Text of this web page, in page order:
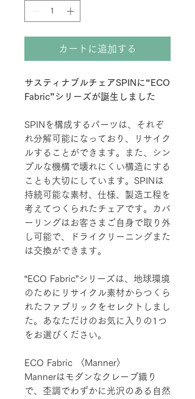
カートに追加する
サスティナブルチェアSPINに“ECO
Fabric”シリーズが誕生しました
SPINを構成するパーツは、それぞ
れ分解可能になっており、リサイク
ルすることができます。また、シン
プルな機構で壊れにくい構造にする
ことも大切にしています。SPINは
持続可能な素材、仕様、製造工程を
考えてつくられたチェアです。カバ
ーリングはお客さまご自身で取り外
し可能で、ドライクリーニングまた
は交換ができます。
“ECO Fabric”シリーズは、地球環境
のためにリサイクル素材からつくら
れたファブリックをセレクトしまし
た。あなただけのお気に入りの1つ
をお選びください。
ECO Fabric 〈Manner〉
Mannerはモダンなクレープ織り
で、杢調でわずかに光沢のある自然